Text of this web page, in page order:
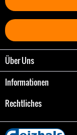
Über Uns
Informationen
Rechtliches